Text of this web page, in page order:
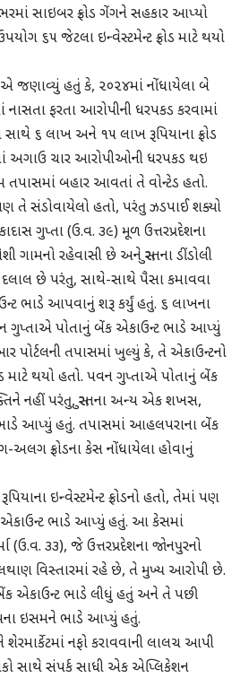
સાઇબર ફ્રોડ ગેંગને સહકાર આપ્યો
૬૫ જેટલા ઇન્વેસ્ટમેન્ટ ફ્રોડ માટે થયો
એ જણાવ્યું હતું કે, ૨૦૨૪માં નોંધાયેલા બે
નાસતા ફરતા આરોપીની ધરપકડ કરવામાં
૬ લાખ અને ૧૫ લાખ રૂપિયાના ફ્રોડ
અગાઉ ચાર આરોપીઓની ધરપકડ થઇ
તપાસમાં બહાર આવતાં તે વોન્ટેડ હતો.
તે સંડોવાયેલો હતો, પરંતુ ઝડપાઈ શક્યો
ગુપ્તા (ઉ.વ. ૩૯) મૂળ ઉત્તરપ્રદેશના
ગામનો રહેવાસી છે અને સુરતના ડીંડોલી
દલાલ છે પરંતુ, સાથે-સાથે પૈસા કમાવવા
ભાડે આપવાનું શરૂ કર્યું હતું. ૬ લાખના
ગુપ્તાએ પોતાનું બેંક એકાઉન્ટ ભાડે આપ્યું
પોર્ટલની તપાસમાં ખુલ્યું કે, તે એકાઉન્ટનો
માટે થયો હતો. પવન ગુપ્તાએ પોતાનું બેંક
નહીં પરંતુ, સુરતના અન્ય એક શખસ,
આપ્યું હતું. તપાસમાં આહલપરાના બેંક
ફ્રોડના કેસ નોંધાયેલા હોવાનું
ઇન્વેસ્ટમેન્ટ ફ્રોડનો હતો, તેમાં પણ
ભાડે આપ્યું હતું. આ કેસમાં
(ઉ.વ. ૩૩), જે ઉત્તરપ્રદેશના જાેનપુરનો
વિસ્તારમાં રહે છે, તે મુખ્ય આરોપી છે.
એકાઉન્ટ ભાડે લીધું હતું અને તે પછી
ઇસમને ભાડે આપ્યું હતું.
નફો કરાવવાની લાલચ આપી
સાથે સંપર્ક સાધી એક એપ્લિકેશન